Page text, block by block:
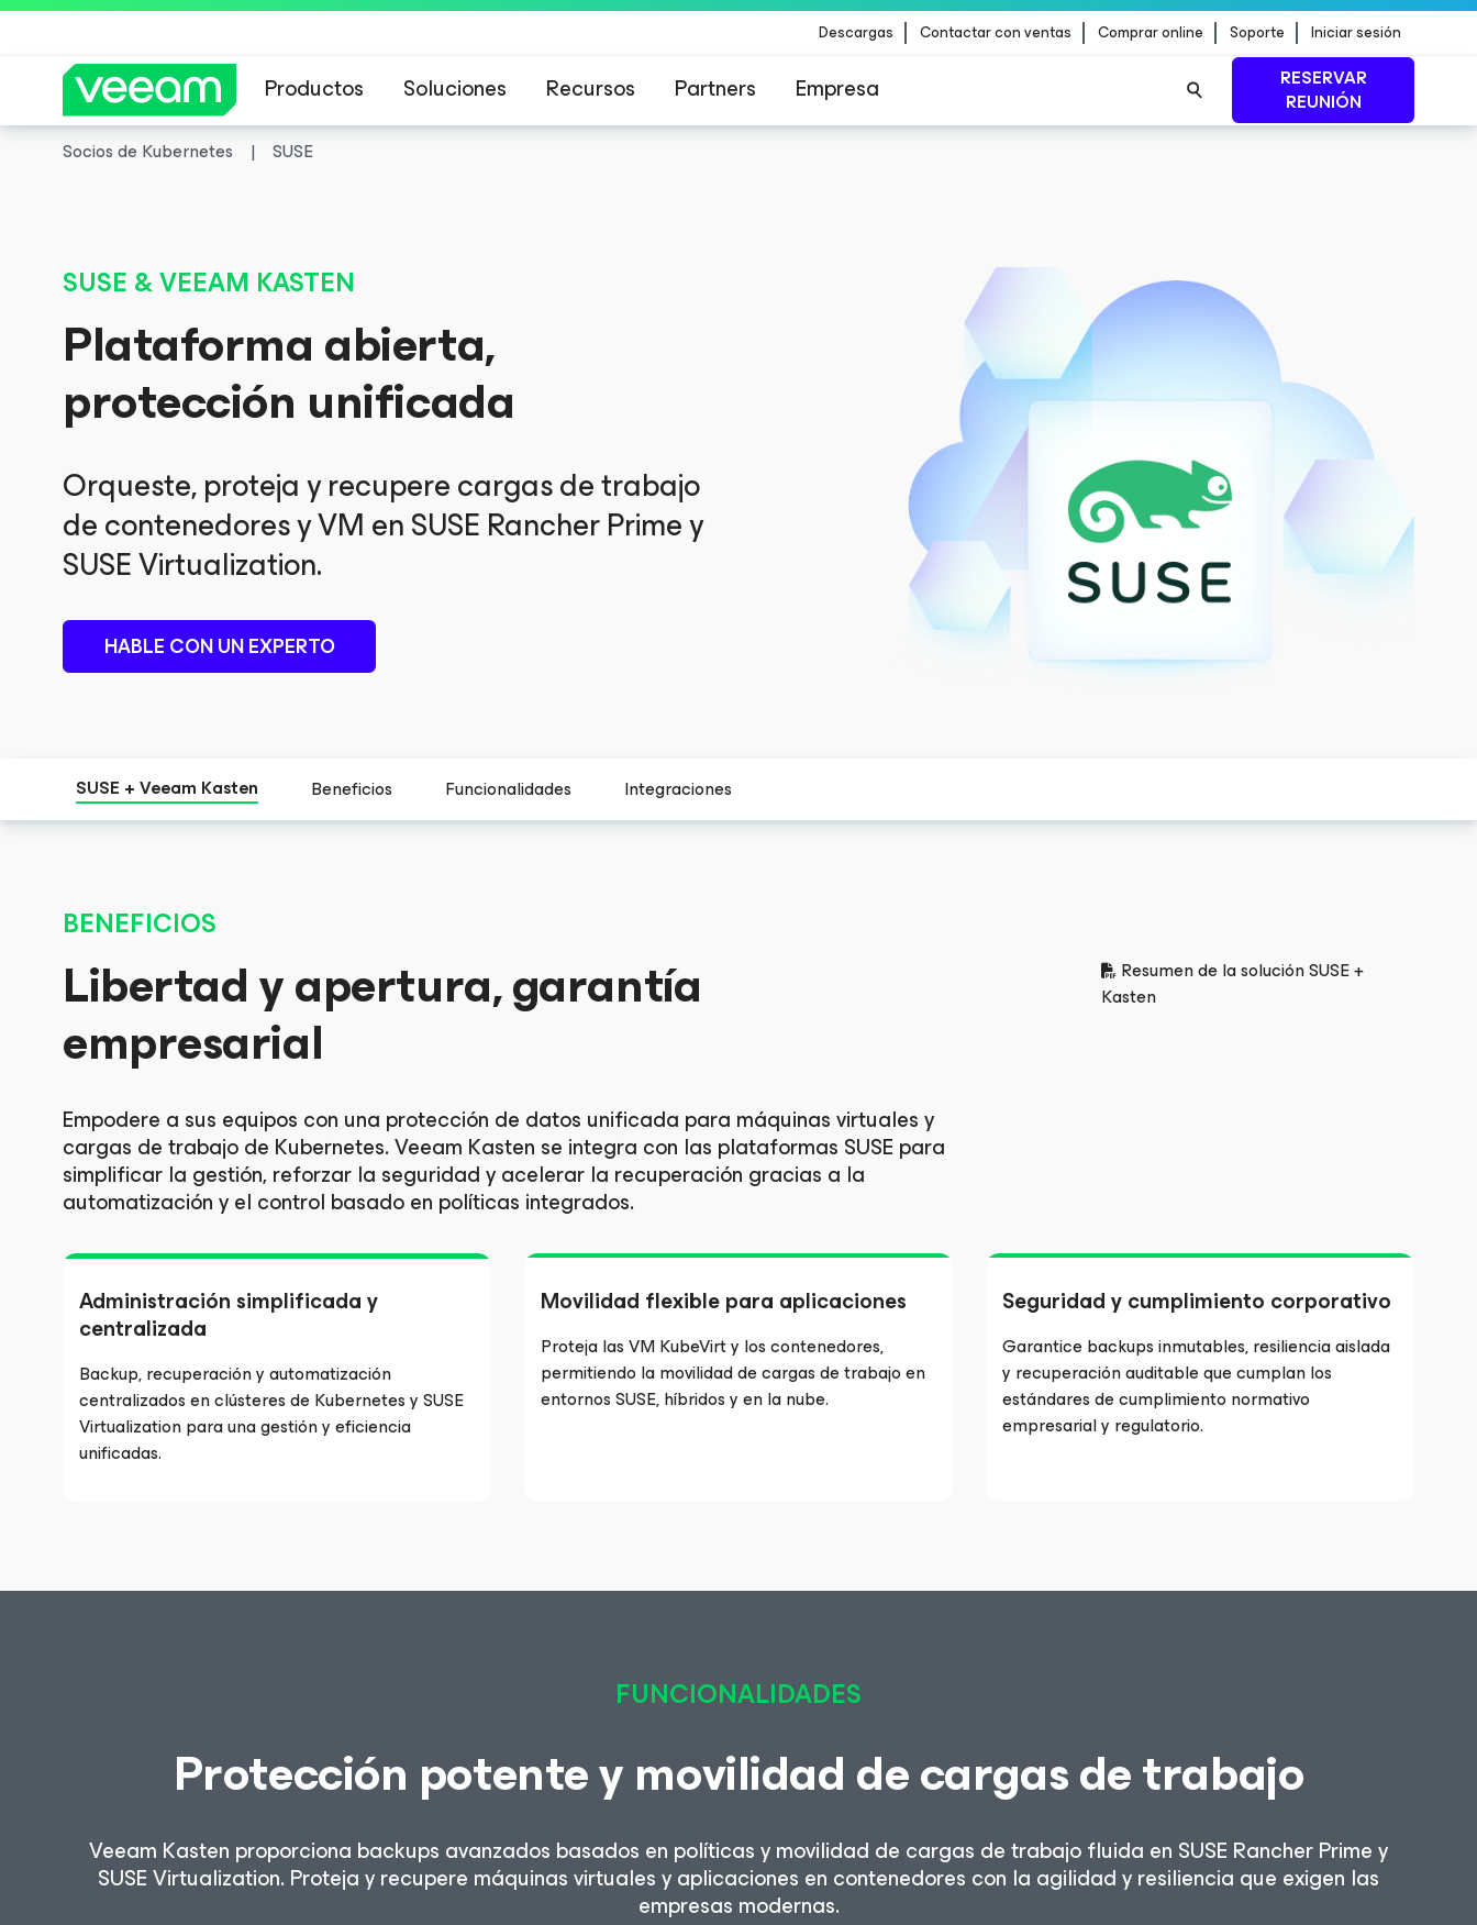
Descargas Contactar con ventas Comprar online Soporte Iniciar sesión
Productos Soluciones Recursos Partners Empresa
RESERVAR
REUNIÓN
Socios de Kubernetes SUSE
SUSE & VEEAM KASTEN
Plataforma abierta,
protección unificada
Orqueste, proteja y recupere cargas de trabajo
de contenedores y VM en SUSE Rancher Prime y
SUSE Virtualization.
HABLE CON UN EXPERTO
SUSE + Veeam Kasten Beneficios Funcionalidades Integraciones
BENEFICIOS
Libertad y apertura, garantía
empresarial
Empodere a sus equipos con una protección de datos unificada para máquinas virtuales y
cargas de trabajo de Kubernetes. Veeam Kasten se integra con las plataformas SUSE para
simplificar la gestión, reforzar la seguridad y acelerar la recuperación gracias a la
automatización y el control basado en políticas integrados.
Resumen de la solución SUSE +
Kasten
Administración simplificada y
centralizada
Backup, recuperación y automatización
centralizados en clústeres de Kubernetes y SUSE
Virtualization para una gestión y eficiencia
unificadas.
Movilidad flexible para aplicaciones
Proteja las VM KubeVirt y los contenedores,
permitiendo la movilidad de cargas de trabajo en
entornos SUSE, híbridos y en la nube.
Seguridad y cumplimiento corporativo
Garantice backups inmutables, resiliencia aislada
y recuperación auditable que cumplan los
estándares de cumplimiento normativo
empresarial y regulatorio.
FUNCIONALIDADES
Protección potente y movilidad de cargas de trabajo
Veeam Kasten proporciona backups avanzados basados en políticas y movilidad de cargas de trabajo fluida en SUSE Rancher Prime y
SUSE Virtualization. Proteja y recupere máquinas virtuales y aplicaciones en contenedores con la agilidad y resiliencia que exigen las
empresas modernas.